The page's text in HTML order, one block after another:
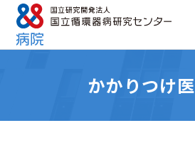
かかりつけ